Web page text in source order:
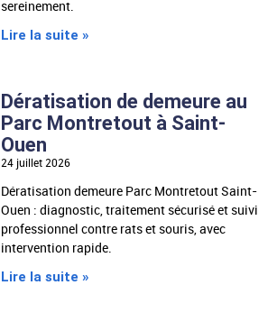
sereinement.
Lire la suite »
Dératisation de demeure au
Parc Montretout à Saint-
Ouen
24 juillet 2026
Dératisation demeure Parc Montretout Saint-
Ouen : diagnostic, traitement sécurisé et suivi
professionnel contre rats et souris, avec
intervention rapide.
Lire la suite »